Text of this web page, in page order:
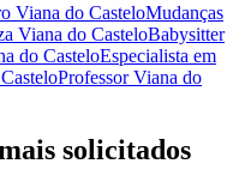
Viana do CasteloMudanças
Viana do CasteloBabysitter
do CasteloEspecialista em
Professor Viana do
solicitados